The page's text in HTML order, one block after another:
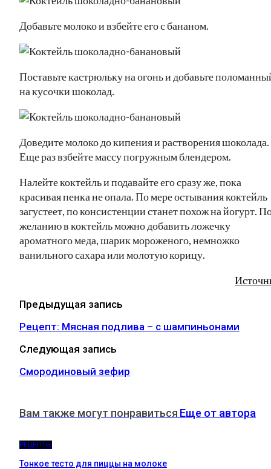
Добавьте молоко и взбейте его с бананом.
Поставьте кастрюльку на огонь и добавьте
на кусочки шоколад.
Доведите молоко до кипения и растворения шоколада.
Еще раз взбейте массу погружным блендером.
Налейте коктейль и подавайте его сразу же, пока
красивая пенка не опала. По мере остывания коктейль
загустеет, по консистенции станет похож на йогурт.
желанию в коктейль можно добавить ложечку
ароматного меда, шарик мороженого, немножко
ванильного сахара или молотую корицу.
Предыдущая запись
Рецепт: Мясная подлива – с шампиньонами
Следующая запись
Смородиновый зефир
Вам также могут понравиться Еще от автора
РЕЦЕПТЫ
Тонкое тесто для пиццы на молоке